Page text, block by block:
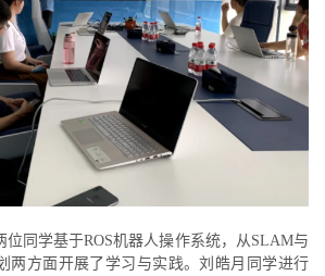
位同学基于ROS机器人操作系统，从SLAM与
两方面开展了学习与实践。刘皓月同学进行